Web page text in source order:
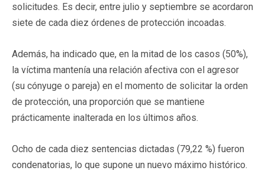
solicitudes. Es decir, entre julio y septiembre se acordaron
siete de cada diez órdenes de protección incoadas.
Además, ha indicado que, en la mitad de los casos (50%),
la víctima mantenía una relación afectiva con el agresor
(su cónyuge o pareja) en el momento de solicitar la orden
de protección, una proporción que se mantiene
prácticamente inalterada en los últimos años.
Ocho de cada diez sentencias dictadas (79,22 %) fueron
condenatorias, lo que supone un nuevo máximo histórico.